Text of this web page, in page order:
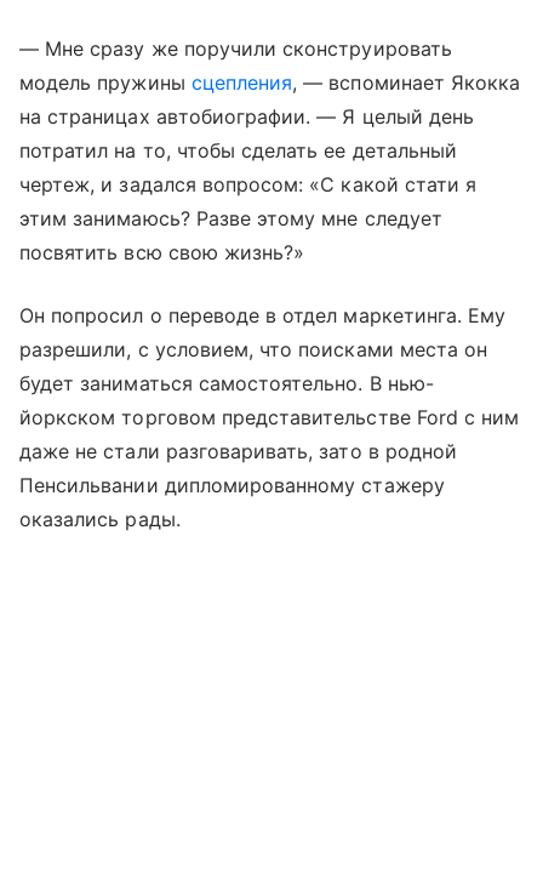
— Мне сразу же поручили сконструировать
модель пружины сцепления, — вспоминает Якокка
на страницах автобиографии. — Я целый день
потратил на то, чтобы сделать ее детальный
чертеж, и задался вопросом: «С какой стати я
этим занимаюсь? Разве этому мне следует
посвятить всю свою жизнь?»
Он попросил о переводе в отдел маркетинга. Ему
разрешили, с условием, что поисками места он
будет заниматься самостоятельно. В нью-
йоркском торговом представительстве Ford с ним
даже не стали разговаривать, зато в родной
Пенсильвании дипломированному стажеру
оказались рады.